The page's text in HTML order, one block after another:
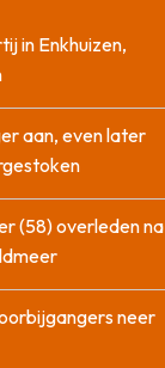
in Enkhuizen,
aan, even later
(58) overleden na
neer